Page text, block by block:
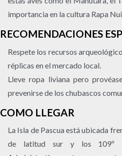
importancia en la cultura Rapa
RECOMENDACIONES
Respete los recursos
réplicas en el mercado local.
Lleve ropa liviana pero
prevenirse de los chubascos
COMO LLEGAR
La Isla de Pascua está ubicada
de latitud sur y los 109º